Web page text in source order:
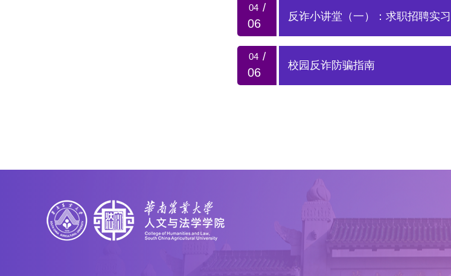
04 /
06
反诈小讲堂（一）：求职招聘实
04 /
06
校园反诈防骗指南